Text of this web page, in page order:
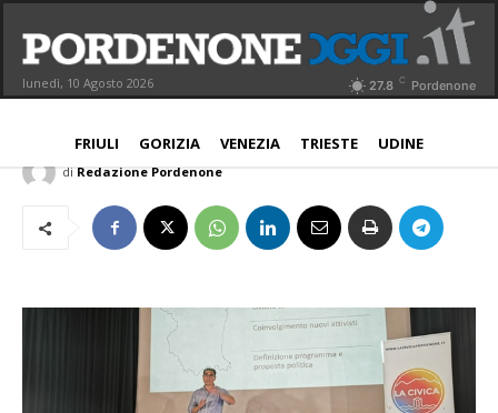
lunedì, 10 Agosto 2026 27.8 C Pordenone
FRIULI GORIZIA VENEZIA TRIESTE UDINE
La Civica: “Pordenone e il territorio,
serve un nuovo patto”
PORDENONE
di Redazione Pordenone